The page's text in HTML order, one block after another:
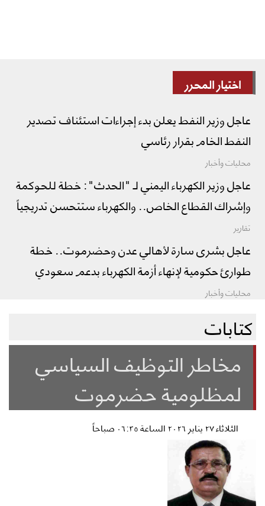
اختيار المحرر
عاجل وزير النفط يعلن بدء إجراءات استئناف تصدير
النفط الخام بقرار رئاسي
محليات وأخبار
عاجل وزير الكهرباء اليمني لـ "الحدث": خطة للحوكمة
وإشراك القطاع الخاص.. والكهرباء ستتحسن تدريجياً
تقارير
عاجل بشرى سارة لأهالي عدن وحضرموت.. خطة
طوارئ حكومية لإنهاء أزمة الكهرباء بدعم سعودي
محليات وأخبار
كتابات
مخاطر التوظيف السياسي
لمظلومية حضرموت
الثلاثاء ٢٧ يناير ٢٠٢٦ الساعة ٠٦:٣٥ صباحاً